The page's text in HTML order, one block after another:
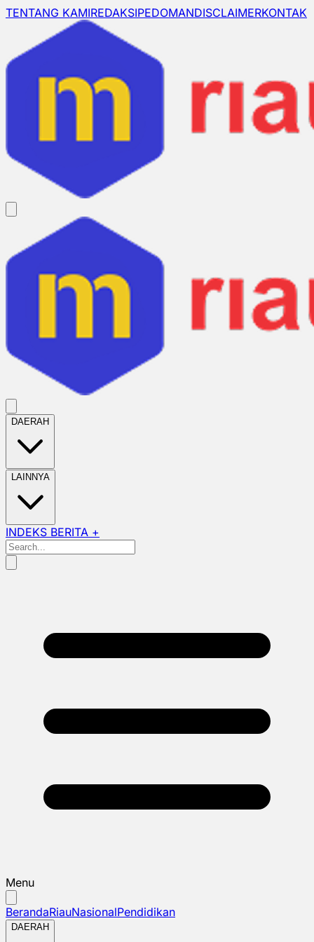
TENTANG KAMIREDAKSIPEDOMANDISCLAIMERKONTAK
DAERAH
LAINNYA
INDEKS BERITA +
Menu
BerandaRiauNasionalPendidikan
DAERAH